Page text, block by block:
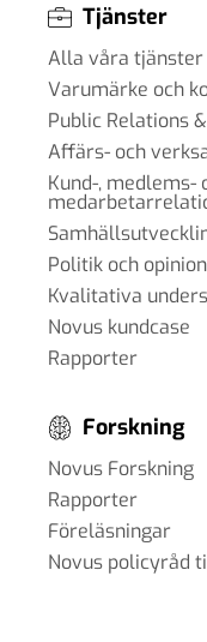
Tjänster
Alla våra tjänster
Varumärke och
Public Relations
Affärs- och
Kund-, medlems-
Politik och opinion
Kvalitativa
Novus kundcase
Rapporter
Forskning
Novus Forskning
Rapporter
Föreläsningar
Novus policyråd